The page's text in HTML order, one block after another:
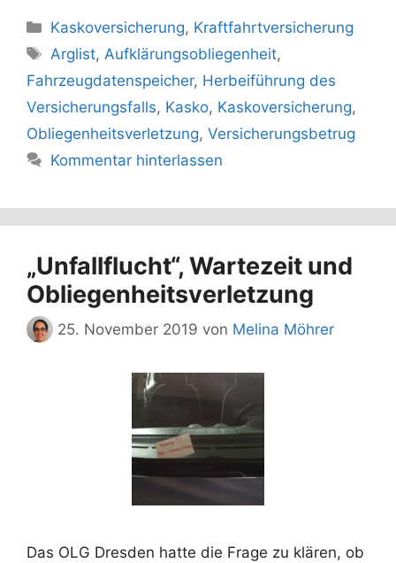
Kategorien
Kaskoversicherung, Kraftfahrtversicherung
Schlagwörter
Arglist, Aufklärungsobliegenheit,
Fahrzeugdatenspeicher, Herbeiführung des
Versicherungsfalls, Kasko, Kaskoversicherung,
Obliegenheitsverletzung, Versicherungsbetrug
Kommentar hinterlassen
„Unfallflucht“, Wartezeit und
Obliegenheitsverletzung
25. November 2019 von Melina Möhrer
Das OLG Dresden hatte die Frage zu klären, ob